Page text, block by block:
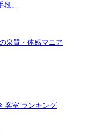
」
泉質・体感マニア
客室 ランキング